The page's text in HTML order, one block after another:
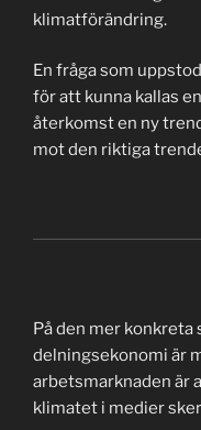
klimatförändring.
En fråga som
för att kunna kallas
återkomst en ny
mot den riktiga
På den mer
delningsekonomi är
arbetsmarknaden är
klimatet i medier